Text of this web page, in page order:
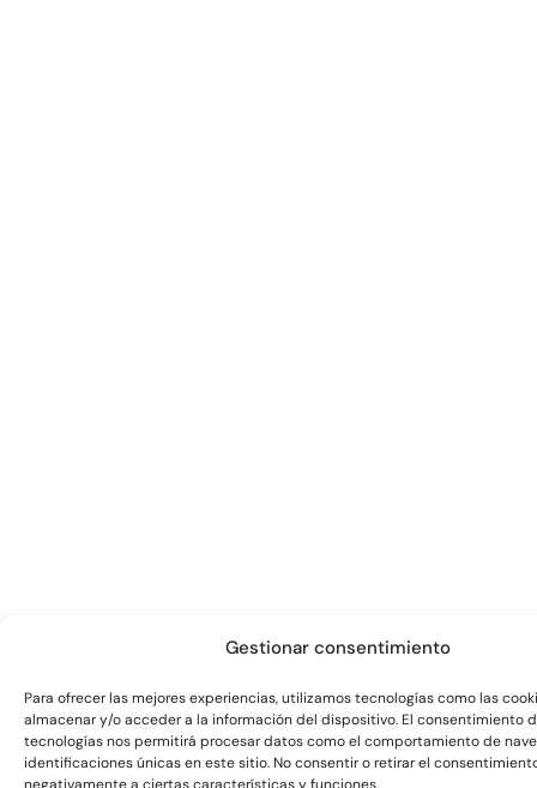
Gestionar consentimiento
Para ofrecer las mejores experiencias, utilizamos tecnologías como las
almacenar y/o acceder a la información del dispositivo. El consentimiento
tecnologías nos permitirá procesar datos como el comportamiento de
identificaciones únicas en este sitio. No consentir o retirar el